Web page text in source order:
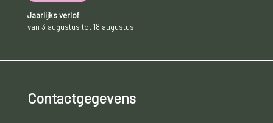
Jaarlijks verlof
van 3 augustus tot 18 augustus
Contactgegevens